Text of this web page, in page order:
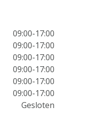
09:00-17:00
09:00-17:00
09:00-17:00
09:00-17:00
09:00-17:00
09:00-17:00
Gesloten